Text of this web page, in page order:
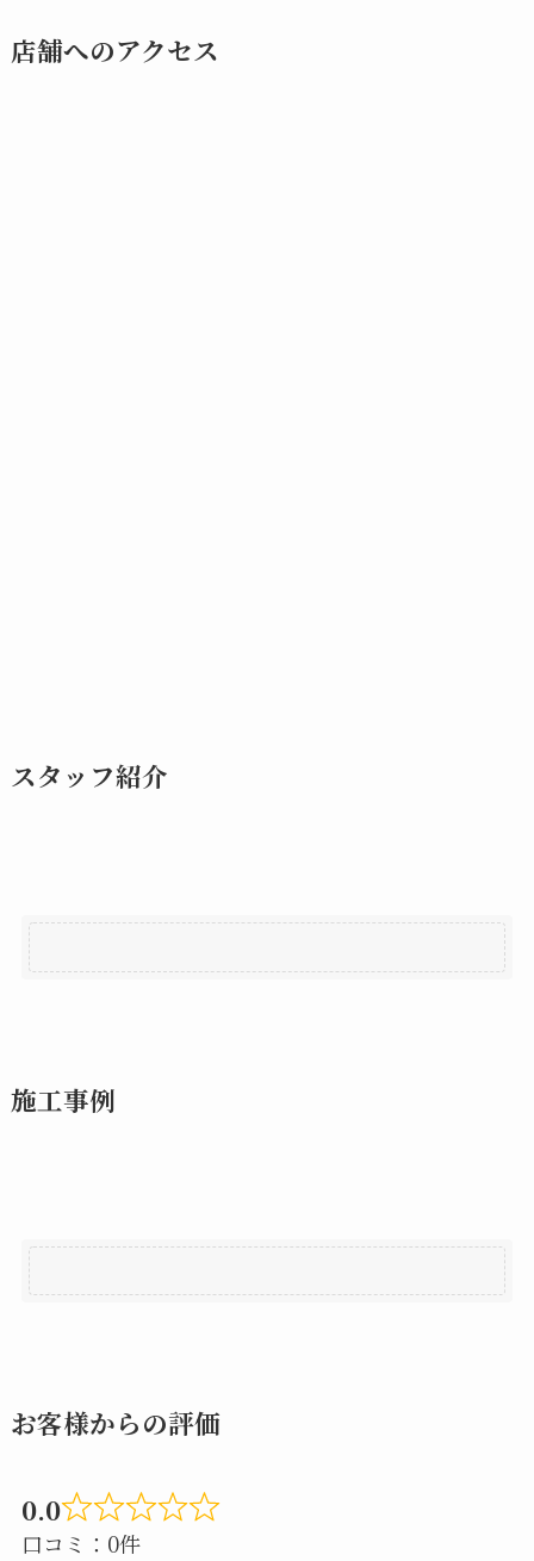
店舗へのアクセス
スタッフ紹介
施工事例
お客様からの評価
0.0
Rated
口コミ：0件